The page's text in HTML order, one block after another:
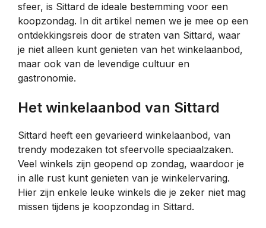
sfeer, is Sittard de ideale bestemming voor een
koopzondag. In dit artikel nemen we je mee op een
ontdekkingsreis door de straten van Sittard, waar
je niet alleen kunt genieten van het winkelaanbod,
maar ook van de levendige cultuur en
gastronomie.
Het winkelaanbod van Sittard
Sittard heeft een gevarieerd winkelaanbod, van
trendy modezaken tot sfeervolle speciaalzaken.
Veel winkels zijn geopend op zondag, waardoor je
in alle rust kunt genieten van je winkelervaring.
Hier zijn enkele leuke winkels die je zeker niet mag
missen tijdens je koopzondag in Sittard.